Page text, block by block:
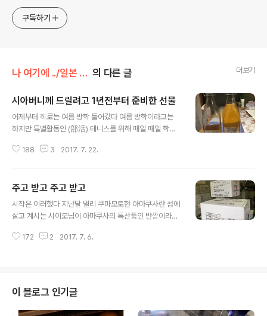
구독하기
나 여기에 ../일본 시댁과 한국 친정 의 다른 글 더보기
시아버니께 드릴려고 1년전부터 준비한 선물
어제부터 히로는 여름 방학 들어갔다 여름 방학이라고는
하지만 특별활동인 (部活) 테니스를 위해 매일 매일 학교
해 아침 일찍 집을 나섰다 히로가 방학도 했고 며칠 시간을
않다 겨우 겨우 날을 잡아 시어머님께 연락 드렸더니 그날
은 또 시어머님이 일이 있으시단다 울 시어머님 은퇴를 하
셨지만 참 바쁘시다 일주일에 두번 약국에 가서 환자들 영
양사 모임도 하셔야 하고 .... 자기야 나 히로 시어머님 시아
188 3 2017. 7. 22.
주고 받고 주고 받고
시작은 이러했다 지난달 멀리 쿠마모토현 아마쿠사란 섬에
살고 계시는 시이모님이 아마쿠사의 특산품인 반깡이라는
갑게 해서 먹으면 얼마나 맛있는지 모른다 시이모님의 반
냉동 택배에 이리 가벼운게 있나? 한입에 쏙 들어갈 귀여운
아이스 크림이다 바닐라, 딸기, 쵸코,. 맛챠 등등 여섯가지
맛의 귀여운 아이스 캔디 하하하 냉동 택배값이 더 나오겠
172 2 2017. 7. 6.
이 블로그 인기글